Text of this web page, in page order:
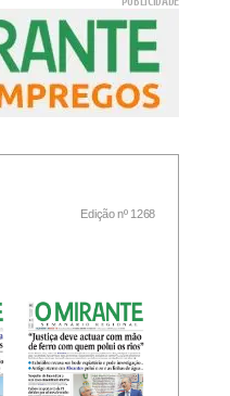
Edição nº 1268